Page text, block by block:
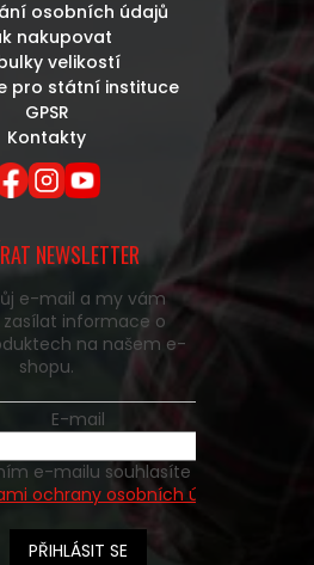
osobních údajů
nakupovat
velikostí
pro státní instituce
GPSR
Kontakty
NEWSLETTER
e-mail a my vám
informace o
na našem e-
shopu.
E-mail
ochrany osobních údajů
PŘIHLÁSIT SE